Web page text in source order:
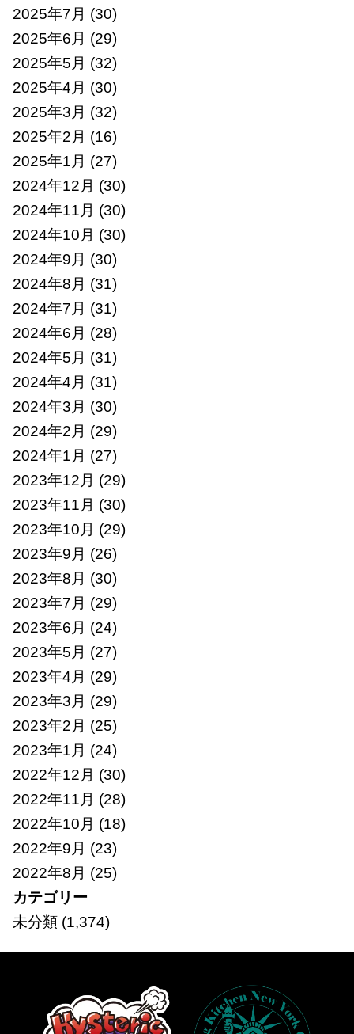
2025年7月 (30)
2025年6月 (29)
2025年5月 (32)
2025年4月 (30)
2025年3月 (32)
2025年2月 (16)
2025年1月 (27)
2024年12月 (30)
2024年11月 (30)
2024年10月 (30)
2024年9月 (30)
2024年8月 (31)
2024年7月 (31)
2024年6月 (28)
2024年5月 (31)
2024年4月 (31)
2024年3月 (30)
2024年2月 (29)
2024年1月 (27)
2023年12月 (29)
2023年11月 (30)
2023年10月 (29)
2023年9月 (26)
2023年8月 (30)
2023年7月 (29)
2023年6月 (24)
2023年5月 (27)
2023年4月 (29)
2023年3月 (29)
2023年2月 (25)
2023年1月 (24)
2022年12月 (30)
2022年11月 (28)
2022年10月 (18)
2022年9月 (23)
2022年8月 (25)
カテゴリー
未分類(1,374)